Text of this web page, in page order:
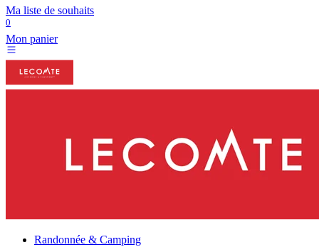
Ma liste de souhaits
0
Mon panier
Randonnée & Camping